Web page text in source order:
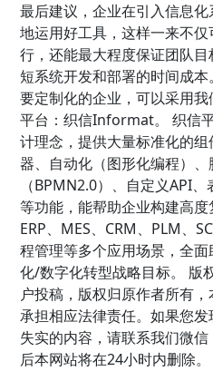
最后建议，企业在引入信息
地运用好工具，这样一来不
行，还能最大程度保证团队
短系统开发和部署的时间成
要定制化的企业，可以采用
平台：织信Informat。 织信
计理念，提供大量标准化的
器、自动化（图形化编程）
（BPMN2.0）、自定义API
等功能，能帮助企业构建高
ERP、MES、CRM、PLM、
程管理等多个应用场景，全
化/数字化转型战略目标。 版
户投稿，版权归原作者所有
承担相应法律责任。如果您
失实的内容，请联系我们微
后本网站将在24小时内删除。